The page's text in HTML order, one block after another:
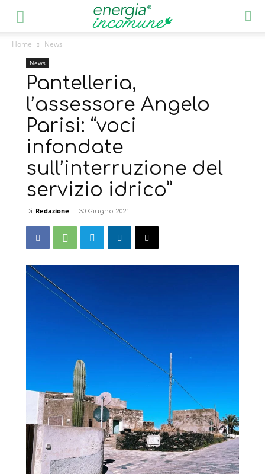
Home News
News
Pantelleria,
l’assessore Angelo
Parisi: “voci
infondate
sull’interruzione del
servizio idrico”
Di Redazione - 30 Giugno 2021